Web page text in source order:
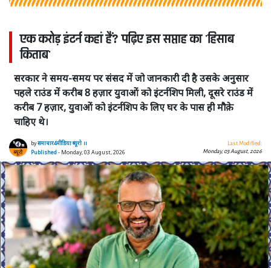
एक करोड़ इंटर्न कहां हैं? पढ़िए इस सप्ताह का 'हिसाब
किताब'
सरकार ने समय-समय पर संसद में जो जानकारी दी है उसके अनुसार
पहले राउंड में करीब 8 हज़ार युवाओं को इंटर्नशिप मिली, दूसरे राउंड में
करीब 7 हज़ार, युवाओं को इंटर्नशिप के लिए घर के पास ही मौक़े
चाहिए थे।
byसमाचार4मीडिया ब्यूरो ।।
Published- Monday, 03 August, 2026
Last Modified:
Monday, 03 August, 2026